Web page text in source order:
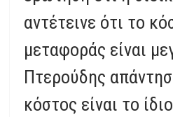
αντέτεινε ότι το
μεταφοράς είναι
Πτερούδης
κόστος είναι το